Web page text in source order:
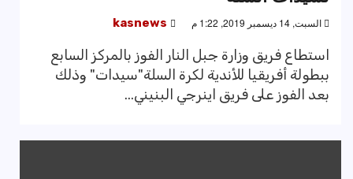
السبت, 14 ديسمبر 2019, 1:22 م kasnews
استطاع فريق وزارة جبل النار الفوز بالمركز السابع
ببطولة أفريقيا للأندية لكرة السلة"سيدات" وذلك
بعد الفوز على فريق اينرجي البنيني...